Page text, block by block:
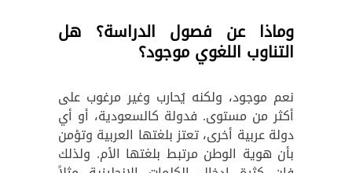
وماذا عن فصول الدراسة؟ هل
التناوب اللغوي موجود؟
نعم موجود، ولكنه يُحارب وغير مرغوب على
أكثر من مستوى. فدولة كالسعودية، أو أي
دولة عربية أخرى، تعتز بلغتها العربية وتؤمن
بأن هوية الوطن مرتبط بلغتها الأم. ولذلك